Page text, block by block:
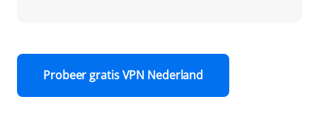
Probeer gratis VPN Nederland